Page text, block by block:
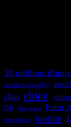
30 millions d'amis
artiste engagé(e)
chat chien
fbb four paws Futur
interdiction justice